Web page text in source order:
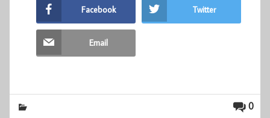
Facebook Twitter
Email
0